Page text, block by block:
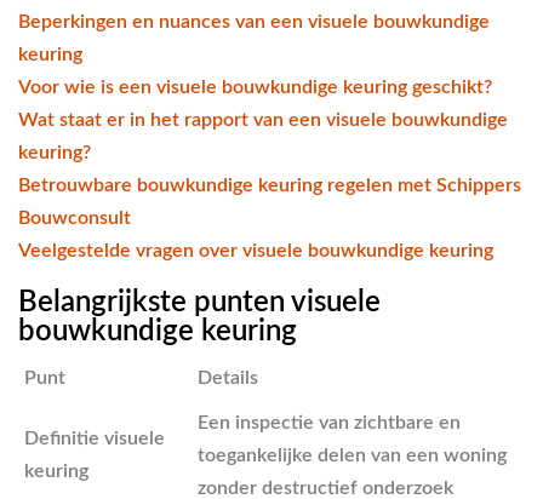
Beperkingen en nuances van een visuele bouwkundige
keuring
Voor wie is een visuele bouwkundige keuring geschikt?
Wat staat er in het rapport van een visuele bouwkundige
keuring?
Betrouwbare bouwkundige keuring regelen met Schippers
Bouwconsult
Veelgestelde vragen over visuele bouwkundige keuring
Belangrijkste punten visuele
bouwkundige keuring
Punt Details
Definitie visuele
keuring
Een inspectie van zichtbare en
toegankelijke delen van een woning
zonder destructief onderzoek